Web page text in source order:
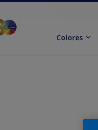
Colores